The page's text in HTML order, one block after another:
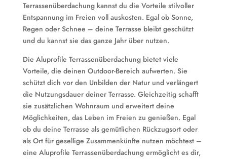
Terrassenüberdachung kannst du die Vorteile stilvoller
Entspannung im Freien voll auskosten. Egal ob Sonne,
Regen oder Schnee – deine Terrasse bleibt geschützt
und du kannst sie das ganze Jahr über nutzen.
Die Aluprofile Terrassenüberdachung bietet viele
Vorteile, die deinen Outdoor-Bereich aufwerten. Sie
schützt dich vor den Unbilden der Natur und verlängert
die Nutzungsdauer deiner Terrasse. Gleichzeitig schafft
sie zusätzlichen Wohnraum und erweitert deine
Möglichkeiten, das Leben im Freien zu genießen. Egal
ob du deine Terrasse als gemütlichen Rückzugsort oder
als Ort für gesellige Zusammenkünfte nutzen möchtest –
eine Aluprofile Terrassenüberdachung ermöglicht es dir,